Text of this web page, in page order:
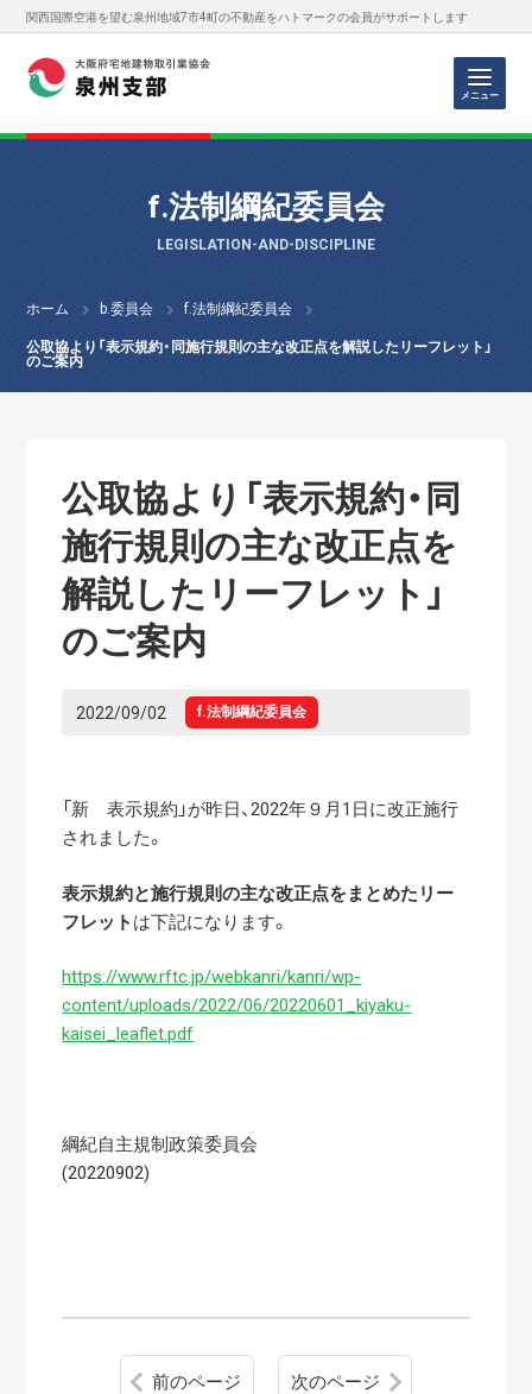
関西国際空港を望む泉州地域7市4町の不動産をハトマークの会員がサポートします
メニュー
f.法制綱紀委員会
LEGISLATION-AND-DISCIPLINE
ホーム b.委員会 f.法制綱紀委員会
公取協より「表示規約・同施行規則の主な改正点を解説したリーフレット」
のご案内
公取協より「表示規約・同
施行規則の主な改正点を
解説したリーフレット」
のご案内
2022/09/02 f.法制綱紀委員会
「新 表示規約」が昨日、2022年９月1日に改正施行
されました。
表示規約と施行規則の主な改正点をまとめたリー
フレット は下記になります。
https://www.rftc.jp/webkanri/kanri/wp-
content/uploads/2022/06/20220601_kiyaku-
kaisei_leaflet.pdf
綱紀自主規制政策委員会
(20220902)
前のページ 次のページ